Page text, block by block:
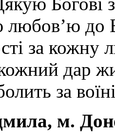
любов’ю до
за кожну
дар
за
м.